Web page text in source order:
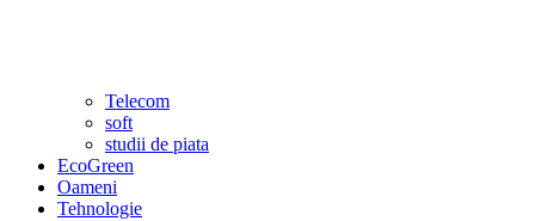
Telecom
soft
studii de piata
EcoGreen
Oameni
Tehnologie